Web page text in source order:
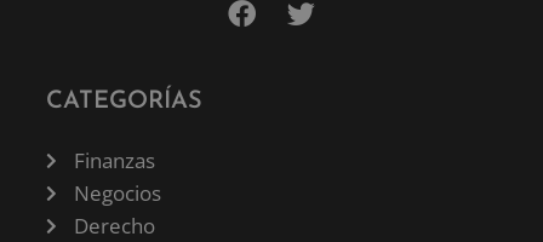
CATEGORÍAS
Finanzas
Negocios
Derecho